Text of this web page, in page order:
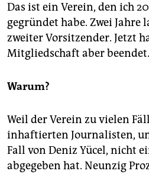
Das ist ein Verein, den ich
gegründet habe. Zwei Jahre
zweiter Vorsitzender. Jetzt
Mitgliedschaft aber beendet.
Warum?
Weil der Verein zu vielen
inhaftierten Journalisten,
Fall von Deniz Yücel, nicht
abgegeben hat. Neunzig